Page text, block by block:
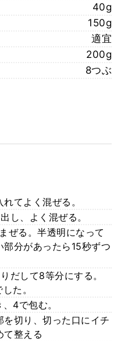
40g
150g
適宜
200g
8つぶ
てよく混ぜる。
し、よく混ぜる。
ぜる。半透明になって
分があったら15秒ずつ
だして8等分にする。
た。
4で包む。
切り、切った口にイチ
て整える